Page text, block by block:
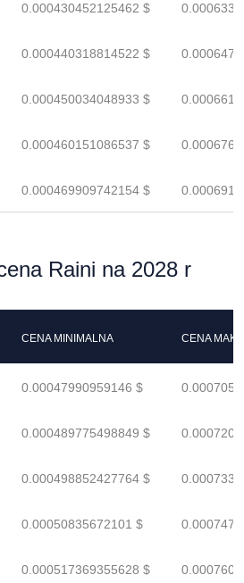
0.000430452125462 $
0.000440318814522 $
0.000450034048933 $
0.000460151086537 $
0.000469909742154 $
Raini na 2028 r
CENA MINIMALNA CENA
0.00047990959146 $
0.000489775498849 $
0.000498852427764 $
0.00050835672101 $
0.000517369355628 $